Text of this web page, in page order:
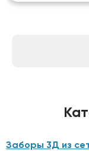
Заборы 3Д из